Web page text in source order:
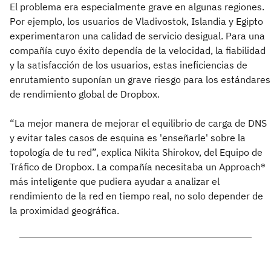
El problema era especialmente grave en algunas regiones.
Por ejemplo, los usuarios de Vladivostok, Islandia y Egipto
experimentaron una calidad de servicio desigual. Para una
compañía cuyo éxito dependía de la velocidad, la fiabilidad
y la satisfacción de los usuarios, estas ineficiencias de
enrutamiento suponían un grave riesgo para los estándares
de rendimiento global de Dropbox.
“La mejor manera de mejorar el equilibrio de carga de DNS
y evitar tales casos de esquina es 'enseñarle' sobre la
topología de tu red”, explica Nikita Shirokov, del Equipo de
Tráfico de Dropbox. La compañía necesitaba un Approach®
más inteligente que pudiera ayudar a analizar el
rendimiento de la red en tiempo real, no solo depender de
la proximidad geográfica.